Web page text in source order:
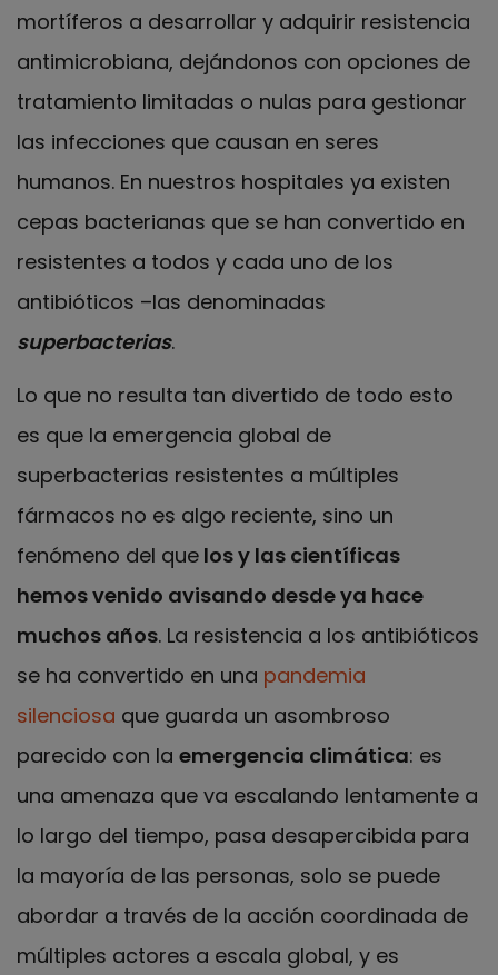
mortíferos a desarrollar y adquirir resistencia
antimicrobiana, dejándonos con opciones de
tratamiento limitadas o nulas para gestionar
las infecciones que causan en seres
humanos. En nuestros hospitales ya existen
cepas bacterianas que se han convertido en
resistentes a todos y cada uno de los
antibióticos –las denominadas
superbacterias.
Lo que no resulta tan divertido de todo esto
es que la emergencia global de
superbacterias resistentes a múltiples
fármacos no es algo reciente, sino un
fenómeno del que los y las científicas
hemos venido avisando desde ya hace
muchos años. La resistencia a los antibióticos
se ha convertido en una pandemia
silenciosa que guarda un asombroso
parecido con la emergencia climática: es
una amenaza que va escalando lentamente a
lo largo del tiempo, pasa desapercibida para
la mayoría de las personas, solo se puede
abordar a través de la acción coordinada de
múltiples actores a escala global, y es